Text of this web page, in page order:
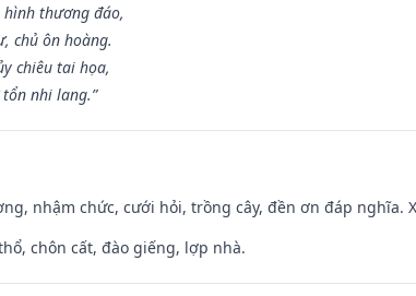
thương đáo,
chủ ôn hoàng.
chiêu tai họa,
nhi lang.”
nhậm chức, cưới hỏi, trồng cây, đền ơn đáp nghĩa.
chôn cất, đào giếng, lợp nhà.